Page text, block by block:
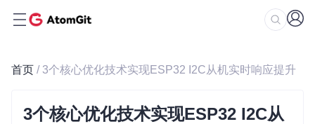
首页 / 3个核心优化技术实现ESP32 I2C从机实时响应提升
3个核心优化技术实现ESP32 I2C从